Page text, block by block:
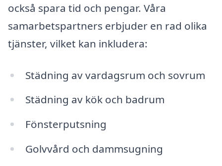
också spara tid och pengar. Våra
samarbetspartners erbjuder en rad olika
tjänster, vilket kan inkludera:
Städning av vardagsrum och sovrum
Städning av kök och badrum
Fönsterputsning
Golvvård och dammsugning